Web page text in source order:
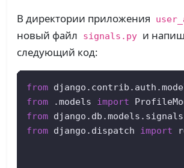
В директории приложения
новый файл
signals.py
и
следующий код:
from
from .models import
from django.db.models.signals
from django.dispatch import